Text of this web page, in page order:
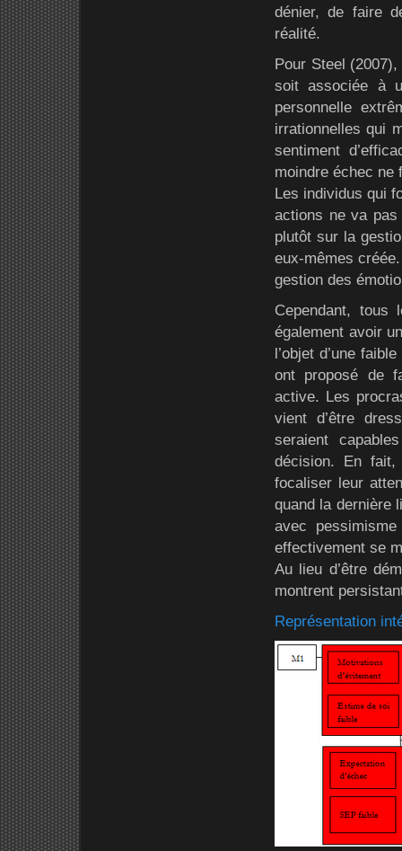
dénier, de faire
réalité.
Pour Steel
soit associée à
personnelle
irrationnelles qui
sentiment
moindre échec
Les individus qui
actions ne va pas
plutôt sur la
eux-mêmes
gestion des
Cependant, tous
également avoir
l’objet d’une
ont proposé de
active. Les
vient d’être
seraient
décision. En fait,
focaliser leur
quand la dernière
avec
effectivement se
Au lieu d’être
montrent
Représentation